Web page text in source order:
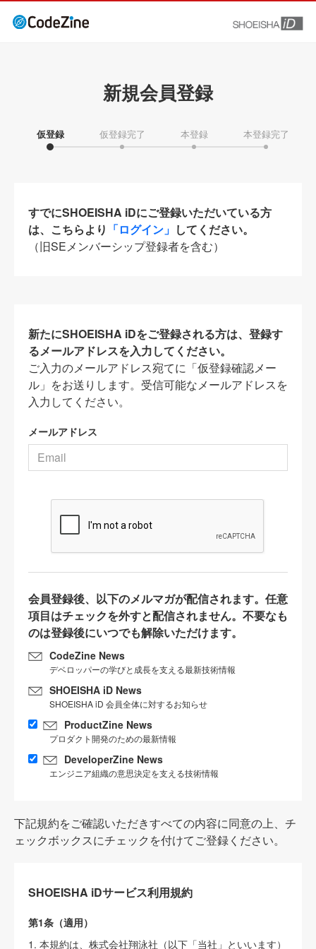
新規会員登録
仮登録 仮登録完了 本登録 本登録完了
すでにSHOEISHA iDにご登録いただいている方
は、こちらより 「ログイン」 してください。
（旧SEメンバーシップ登録者を含む）
新たにSHOEISHA iDをご登録される方は、登録す
るメールアドレスを入力してください。
ご入力のメールアドレス宛てに「仮登録確認メー
ル」をお送りします。受信可能なメールアドレスを
入力してください。
メールアドレス
会員登録後、以下のメルマガが配信されます。任意
項目はチェックを外すと配信されません。不要なも
のは登録後にいつでも解除いただけます。
CodeZine News
デベロッパーの学びと成長を支える最新技術情報
SHOEISHA iD News
SHOEISHA iD 会員全体に対するお知らせ
ProductZine News
プロダクト開発のための最新情報
DeveloperZine News
エンジニア組織の意思決定を支える技術情報
下記規約をご確認いただきすべての内容に同意の上、チ
ェックボックスにチェックを付けてご登録ください。
SHOEISHA iDサービス利用規約
第1条（適用）
1. 本規約は、株式会社翔泳社（以下「当社」といいます）